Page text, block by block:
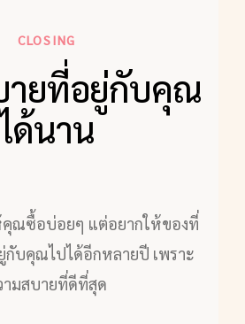
CLOSING
ายที่อยู่กับคุณ
ได้นาน
คุณซื้อบ่อยๆ แต่อยากให้ของที่
บคุณไปได้อีกหลายปี เพราะ
ามสบายที่ดีที่สุด